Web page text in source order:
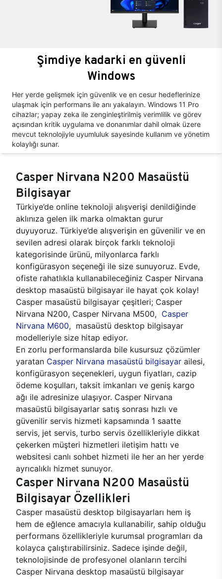
Şimdiye kadarki en güvenli
Windows
Her yerde gelişmek için güvenlik ve en cesur hedeflerinize
ulaşmak için performans ile anı yakalayın. Windows 11 Pro
cihazlar; yapay zeka ile zenginleştirilmiş verimlilik ve görev
açısından kritik uygulama ve donanımlar dahil olmak üzere
mevcut teknolojiyle uyumluluk sayesinde kullanım ve yönetim
kolaylığı sunar.
Casper Nirvana N200 Masaüstü
Bilgisayar
Türkiye’de online teknoloji alışverişi denildiğinde
aklınıza gelen ilk marka olmaktan gurur
duyuyoruz. Türkiye’de alışverişin en güvenilir ve en
sevilen adresi olarak birçok farklı teknoloji
kategorisinde ürünü, milyonlarca farklı
konfigürasyon seçeneği ile size sunuyoruz. Evde,
ofiste rahatlıkla kullanabileceğiniz Casper Nirvana
desktop masaüstü bilgisayar ile hayat çok kolay!
Casper masaüstü bilgisayar çeşitleri; Casper
Nirvana N200, Casper Nirvana M500, Casper
Nirvana M600, masaüstü desktop bilgisayar
modelleriyle size hitap ediyor.
En zorlu performanslarda bile kusursuz çözümler
yaratan Casper Nirvana masaüstü bilgisayar ailesi,
konfigürasyon seçenekleri, uygun fiyatları, cazip
ödeme koşulları, taksit imkanları ve geniş kargo
ağı ile adresinize ulaşıyor. Casper Nirvana
masaüstü bilgisayarlar satış sonrası hızlı ve
güvenilir servis hizmeti kapsamında 1 saatte
servis, jet servis, turbo servis özellikleriyle dikkat
çekerken müşteri hizmetleri iletişim hattı ve
websitesi canlı sohbet hizmeti ile her an her yerde
ayrıcalıklı hizmet sunuyor.
Casper Nirvana N200 Masaüstü
Bilgisayar Özellikleri
Casper masaüstü desktop bilgisayarları hem iş
hem de eğlence amacıyla kullanabilir, sahip olduğu
performans özellikleriyle kurumsal programları da
kolayca çalıştırabilirsiniz. Sadece işinde değil,
teknolojisinde de profesyonel olanların tercihi
Casper Nirvana desktop masaüstü bilgisayar